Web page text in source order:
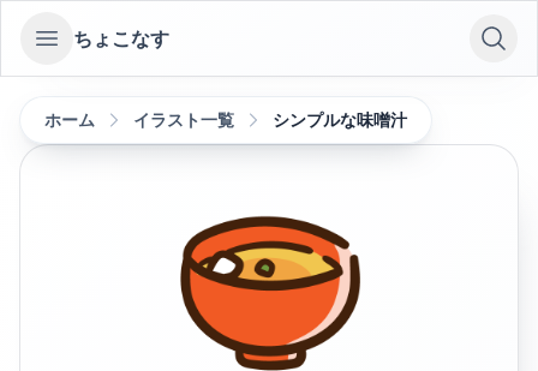
Open sidebar
ちょこなす
ホーム イラスト一覧 シンプルな味噌汁